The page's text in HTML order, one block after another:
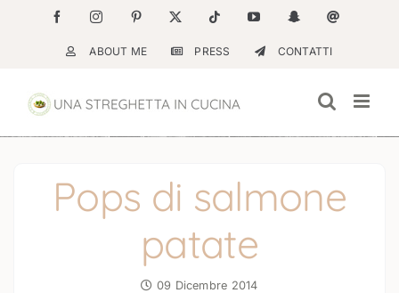
contenuto
FacebookInstagramPinterest Tiktok YouTubeSnapchatEmail
ABOUT ME PRESS CONTATTI
Pops di salmone
patate
09 Dicembre 2014